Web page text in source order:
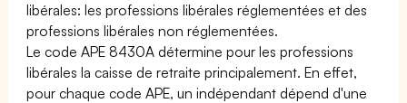
libérales: les professions libérales réglementées et des
professions libérales non réglementées.
Le code APE 8430A détermine pour les professions
libérales la caisse de retraite principalement. En effet,
pour chaque code APE, un indépendant dépend d'une